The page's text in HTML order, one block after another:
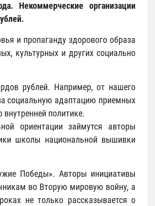
Некоммерческие организации
и пропаганду здорового образа
культурных и других социально
рублей. Например, от нашего
социальную адаптацию приемных
политике.
ориентации займутся авторы
школы национальной вышивки
Победы». Авторы инициативы
во Вторую мировую войну, а
не только рассказывается о